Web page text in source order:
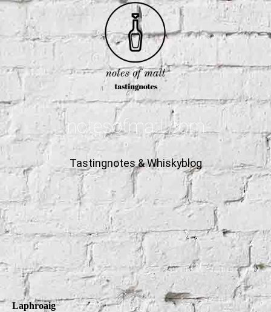
notesofmalt.com
Tastingnotes & Whiskyblog
Laphroaig